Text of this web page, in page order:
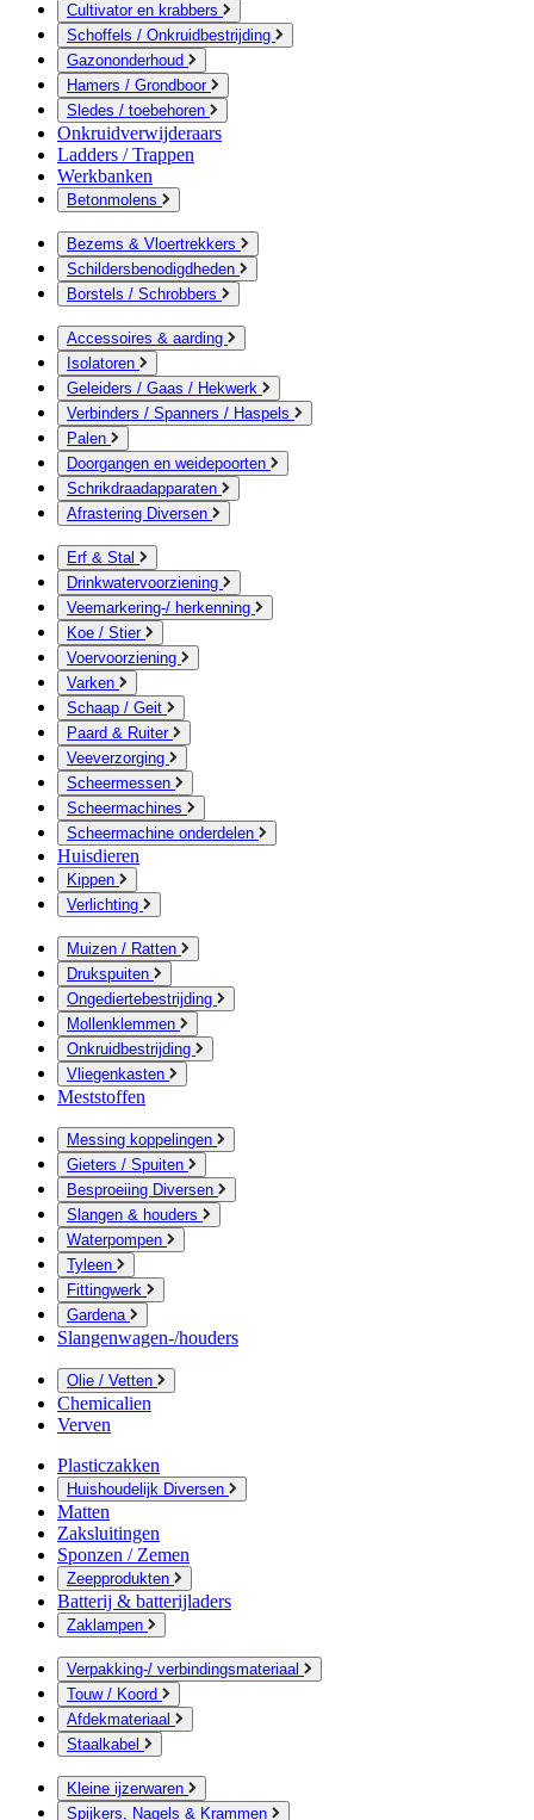
Cultivator en krabbers
Schoffels / Onkruidbestrijding
Gazononderhoud
Hamers / Grondboor
Sledes / toebehoren
Onkruidverwijderaars
Ladders / Trappen
Werkbanken
Betonmolens
Bezems & Vloertrekkers
Schildersbenodigdheden
Borstels / Schrobbers
Accessoires & aarding
Isolatoren
Geleiders / Gaas / Hekwerk
Verbinders / Spanners / Haspels
Palen
Doorgangen en weidepoorten
Schrikdraadapparaten
Afrastering Diversen
Erf & Stal
Drinkwatervoorziening
Veemarkering-/ herkenning
Koe / Stier
Voervoorziening
Varken
Schaap / Geit
Paard & Ruiter
Veeverzorging
Scheermessen
Scheermachines
Scheermachine onderdelen
Huisdieren
Kippen
Verlichting
Muizen / Ratten
Drukspuiten
Ongediertebestrijding
Mollenklemmen
Onkruidbestrijding
Vliegenkasten
Meststoffen
Messing koppelingen
Gieters / Spuiten
Besproeiing Diversen
Slangen & houders
Waterpompen
Tyleen
Fittingwerk
Gardena
Slangenwagen-/houders
Olie / Vetten
Chemicalien
Verven
Plasticzakken
Huishoudelijk Diversen
Matten
Zaksluitingen
Sponzen / Zemen
Zeepprodukten
Batterij & batterijladers
Zaklampen
Verpakking-/ verbindingsmateriaal
Touw / Koord
Afdekmateriaal
Staalkabel
Kleine ijzerwaren
Spijkers, Nagels & Krammen